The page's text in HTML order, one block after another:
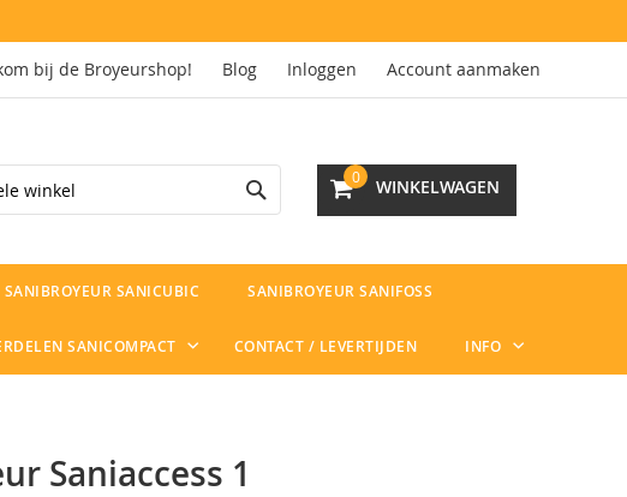
bij de Broyeurshop! Blog Inloggen Account aanmaken
WINKELWAGEN
0
SANIBROYEUR SANICUBIC SANIBROYEUR SANIFOSS
SANICOMPACT CONTACT / LEVERTIJDEN INFO
Saniaccess 1